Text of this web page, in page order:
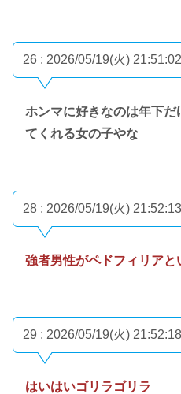
26 : 2026/05/19(火)
ホンマに好きなのは年下
てくれる女の子やな
28 : 2026/05/19(火)
強者男性がペドフィリアと
29 : 2026/05/19(火)
はいはいゴリラゴリラ